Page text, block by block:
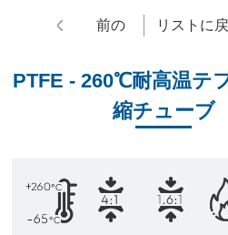
前の リストに
PTFE - 260℃耐高温テ
縮チューブ